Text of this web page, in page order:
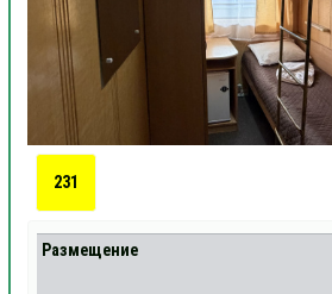
231
Размещение